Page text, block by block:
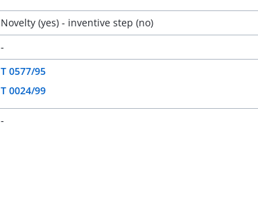
Novelty (yes) - inventive step (no)
-
T 0577/95
T 0024/99
-